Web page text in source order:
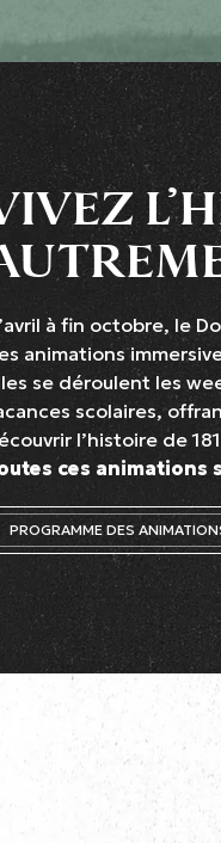
à fin octobre, le
animations
se déroulent les
scolaires,
l’histoire de
ces animations
PROGRAMME DES